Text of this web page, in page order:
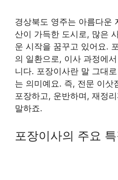
경상북도 영주는 아름다운
산이 가득한 도시로, 많은
운 시작을 꿈꾸고 있어요.
의 일환으로, 이사 과정에
니다. 포장이사란 말 그대
는 의미예요. 즉, 전문 이삿
포장하고, 운반하며, 재정
말하죠.
포장이사의 주요 특